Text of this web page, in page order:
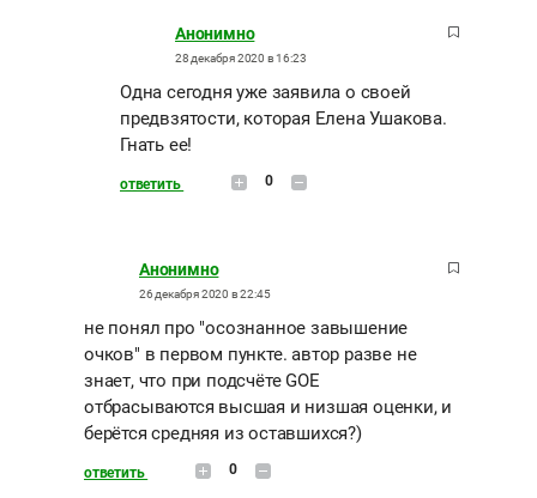
Анонимно
28 декабря 2020 в 16:23
Одна сегодня уже заявила о своей
предвзятости, которая Елена Ушакова.
Гнать ее!
ответить 0
Анонимно
26 декабря 2020 в 22:45
не понял про "осознанное завышение
очков" в первом пункте. автор разве не
знает, что при подсчёте GOE
отбрасываются высшая и низшая оценки, и
берётся средняя из оставшихся?)
ответить 0